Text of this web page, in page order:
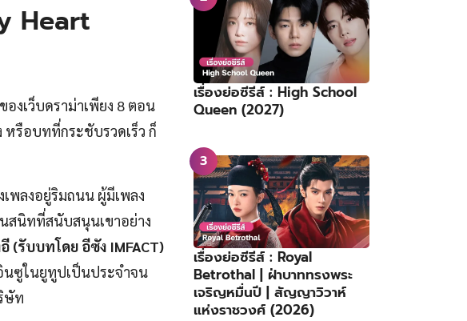
Heart
งเว็บดราม่าเพียง 8 ตอน
รือบทที่กระชับรวดเร็ว ก็
พลงอยู่ริมถนน ผู้มีเพลง
สนิทที่สนับสนุนเขาอย่าง
(รับบทโดย อีซัง IMFACT)
นซูในยูทูปเป็นประจำจน
ษัท
เรื่องย่อซีรีส์ : High School
Queen (2027)
เรื่องย่อซีรีส์ : Royal
Betrothal | ฝ่าบาททรงพระ
เจริญหมื่นปี | สัญญาวิวาห์
แห่งราชวงศ์ (2026)